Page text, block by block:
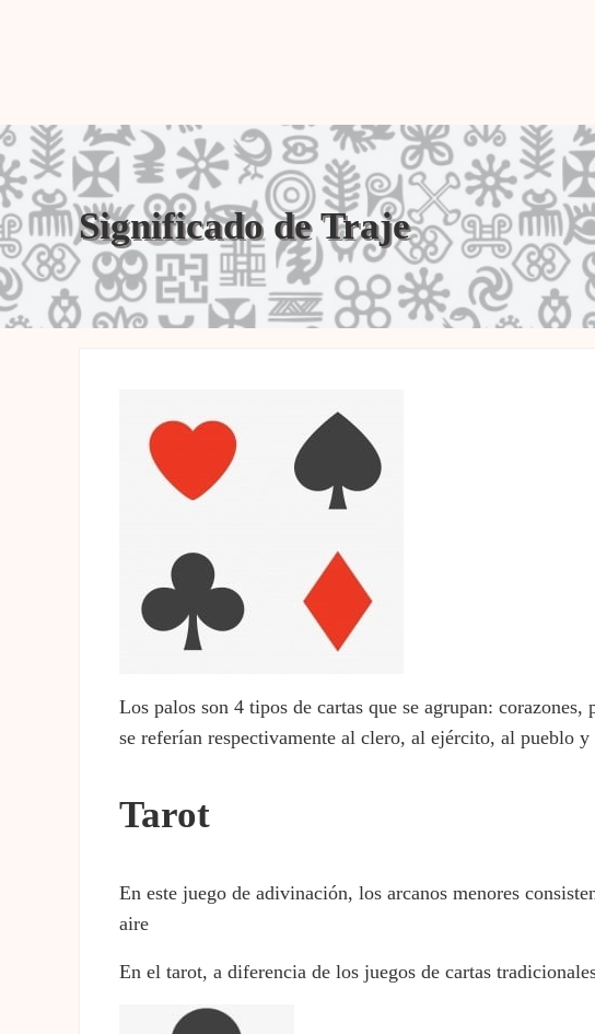
Significado de Traje
Los palos son 4 tipos de cartas que se agrupan:
se referían respectivamente al clero, al ejército, al pueblo y
Tarot
En este juego de adivinación, los arcanos menores
aire
En el tarot, a diferencia de los juegos de cartas